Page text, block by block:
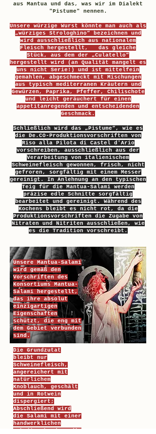
aus Mantua und das, was wir im Dialekt
"Pistume" nennen.
Unsere würzige Wurst könnte man auch als
„würziges Strologhino“ bezeichnen und
wird ausschließlich aus nationalem
Fleisch hergestellt, das gleiche
Stück, aus dem der „Culatello“
hergestellt wird (an Qualität mangelt es
uns nicht Serie!) und ist mittelfein
gemahlen, abgeschmeckt mit Mischungen
aus typisch mediterranen Kräutern und
Gewürzen, Paprika, Pfeffer, Chilischote
und leicht geräuchert für einen
appetitanregenden und entscheidenden
Geschmack.
Schließlich wird das „Pistume“, wie es
die De.CO-Produktionsvorschriften von
Riso alla Pilota di Castel d'Ario
vorschreiben, ausschließlich aus der
Verarbeitung von italienischem
Schweinefleisch gewonnen, frisch, nicht
gefroren, sorgfältig mit einem Messer
gereinigt. In Anlehnung an den typischen
Teig für die Mantua-Salami werden
präzise edle Schnitte sorgfältig
bearbeitet und gereinigt. Während des
Kochens bleibt es nicht rot, da die
Produktionsvorschriften die Zugabe von
Nitraten und Nitriten ausschließen, wie
es die Tradition vorschreibt.
Unsere Mantua-Salami
wird gemäß den
Vorschriften des
Konsortiums Mantua-
Salami hergestellt,
das ihre absolut
einzigartigen
Eigenschaften
schützt, die eng mit
dem Gebiet verbunden
sind.
Die Grundzutat
bleibt nur
Schweinefleisch,
angereichert mit
natürlichem
Knoblauch, geschält
und in Rotwein
dispergiert;
Abschließend wird
die Salami mit einer
handwerklichen
Arbeit gebunden, die